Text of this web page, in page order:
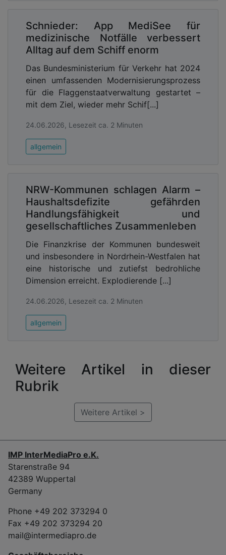
Schnieder: App MediSee für
medizinische Notfälle verbessert
Alltag auf dem Schiff enorm
Das Bundesministerium für Verkehr hat 2024
einen umfassenden Modernisierungsprozess
für die Flaggenstaatverwaltung gestartet –
mit dem Ziel, wieder mehr Schif[...]
24.06.2026, Lesezeit ca. 2 Minuten
allgemein
NRW-Kommunen schlagen Alarm –
Haushaltsdefizite gefährden
Handlungsfähigkeit und
gesellschaftliches Zusammenleben
Die Finanzkrise der Kommunen bundesweit
und insbesondere in Nordrhein-Westfalen hat
eine historische und zutiefst bedrohliche
Dimension erreicht. Explodierende [...]
24.06.2026, Lesezeit ca. 2 Minuten
allgemein
Weitere Artikel in dieser
Rubrik
Weitere Artikel >
IMP InterMediaPro e.K.
Starenstraße 94
42389 Wuppertal
Germany
Phone +49 202 373294 0
Fax +49 202 373294 20
mail@intermediapro.de